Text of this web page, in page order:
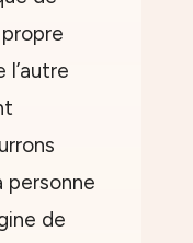
personne
de